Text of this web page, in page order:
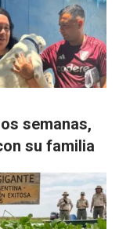
semanas,
su familia